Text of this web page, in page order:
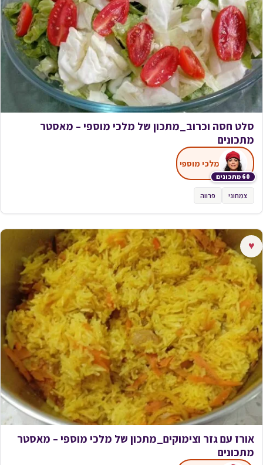
סלט חסה וכרוב_מתכון של מלכי מוספי – מאסטר
מתכונים
60 מתכונים
מלכי מוספי
צמחוני פרווה
♥
אורז עם גזר וצימוקים_מתכון של מלכי מוספי – מאסטר
מתכונים